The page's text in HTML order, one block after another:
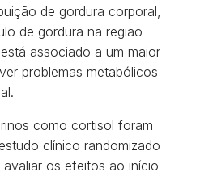
de gordura corporal,
de gordura na região
associado a um maior
problemas metabólicos
como cortisol foram
clínico randomizado
os efeitos ao início